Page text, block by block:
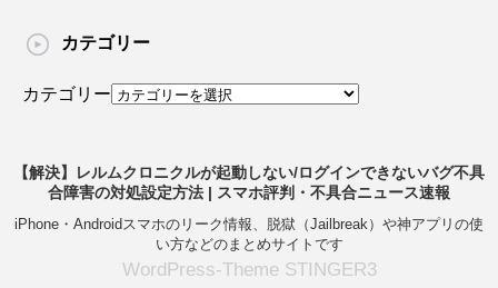
カテゴリー
カテゴリー
【解決】レルムクロニクルが起動しない/ログインできないバグ不具
合障害の対処設定方法 | スマホ評判・不具合ニュース速報
iPhone・Androidスマホのリーク情報、脱獄（Jailbreak）や神アプリの使
い方などのまとめサイトです
WordPress-Theme STINGER3